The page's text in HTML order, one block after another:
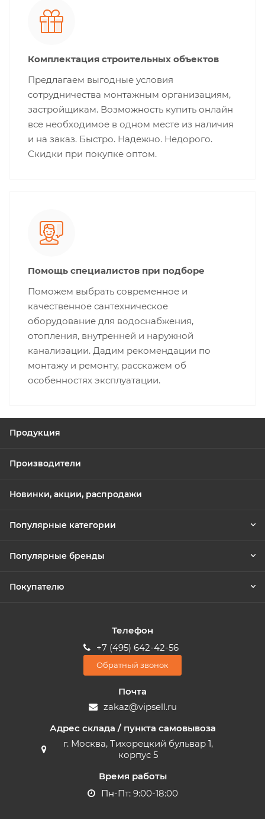
Комплектация строительных объектов
Предлагаем выгодные условия
сотрудничества монтажным организациям,
застройщикам. Возможность купить онлайн
все необходимое в одном месте из наличия
и на заказ. Быстро. Надежно. Недорого.
Скидки при покупке оптом.
Помощь специалистов при подборе
Поможем выбрать современное и
качественное сантехническое
оборудование для водоснабжения,
отопления, внутренней и наружной
канализации. Дадим рекомендации по
монтажу и ремонту, расскажем об
особенностях эксплуатации.
Продукция
Производители
Новинки, акции, распродажи
Популярные категории
Популярные бренды
Покупателю
Телефон
+7 (495) 642-42-56
Обратный звонок
Почта
zakaz@vipsell.ru
Адрес склада / пункта самовывоза
г. Москва, Тихорецкий бульвар 1,
корпус 5
Время работы
Пн-Пт: 9:00-18:00